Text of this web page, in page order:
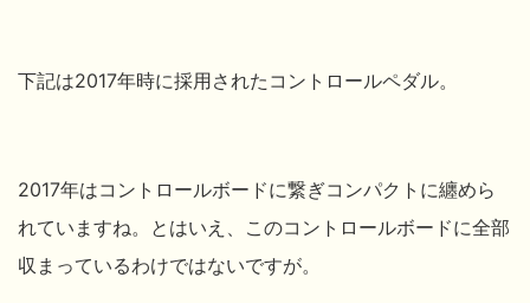
下記は2017年時に採用されたコントロールペダル。
2017年はコントロールボードに繋ぎコンパクトに纏めら
れていますね。とはいえ、このコントロールボードに全部
収まっているわけではないですが。